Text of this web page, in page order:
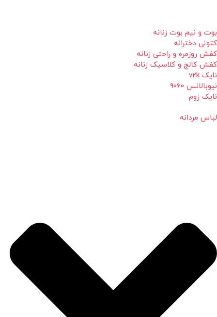
بوت و نیم بوت زنانه
کتونی دخترانه
کفش روزمره و راحتی زنانه
کفش کالج و کلاسیک زنانه
نایک v2k
نیوبالانس 9060
نایک زوم
لباس مردانه